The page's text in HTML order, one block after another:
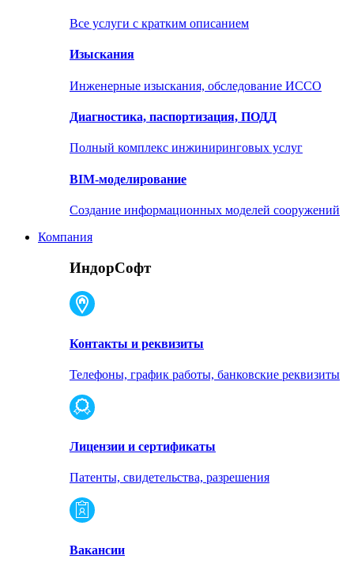
Все услуги с кратким описанием
Изыскания
Инженерные изыскания, обследование ИССО
Диагностика, паспортизация, ПОДД
Полный комплекс инжиниринговых услуг
BIM-моделирование
Создание информационных моделей сооружений
Компания
ИндорСофт
Контакты и реквизиты
Телефоны, график работы, банковские реквизиты
Лицензии и сертификаты
Патенты, свидетельства, разрешения
Вакансии